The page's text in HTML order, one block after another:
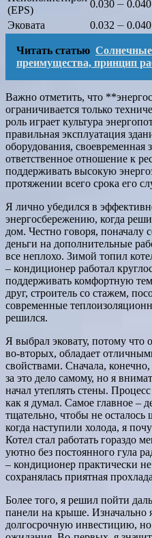
(EPS)
0.030 ⏤ 0.040
Эковата
0.032 ⏤ 0.040
Читать статью Солнечные
преимущества, принцип
Важно отметить, что
ограничивается только
роль играет культура
правильная эксплуатация
оборудования, своевременная
ответственное отношение к
поддерживать высокую
протяжении всего срока его
Я лично убедился в
энергосбережению, когда
дом. Честно говоря, поначалу
деньги на дополнительные
все неплохо. Зимой топил
– кондиционер работал
поддерживать комфортную
друг, строитель со стажем,
современные
решился.
Я выбрал эковату, потому что
во-вторых, обладает
свойствами. Сначала,
за это дело самому, но я
начал утеплять стены.
как я думал. Самое главное –
тщательно, чтобы не осталось
когда наступили холода, я
Котел стал работать гораздо
уютно без постоянного гула
– кондиционер практически
сохранялась приятная
Более того, я решил пойти
панели на крыше. Изначально
долгосрочную инвестицию, но